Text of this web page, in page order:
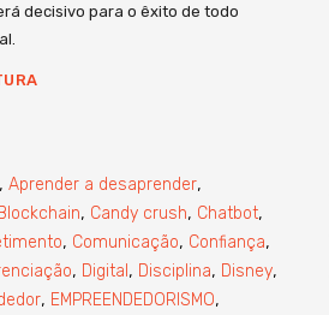
decisivo para o êxito de todo
, Aprender a desaprender,
Blockchain, Candy crush, Chatbot,
, Comunicação, Confiança,
, Digital , Disciplina, Disney,
, EMPREENDEDORISMO,